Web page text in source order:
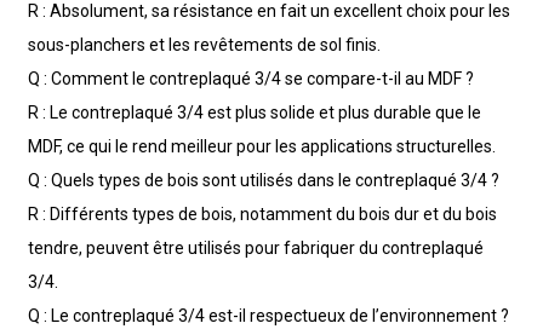
R : Absolument, sa résistance en fait un excellent choix pour les
sous-planchers et les revêtements de sol finis.
Q : Comment le contreplaqué 3/4 se compare-t-il au MDF ?
R : Le contreplaqué 3/4 est plus solide et plus durable que le
MDF, ce qui le rend meilleur pour les applications structurelles.
Q : Quels types de bois sont utilisés dans le contreplaqué 3/4 ?
R : Différents types de bois, notamment du bois dur et du bois
tendre, peuvent être utilisés pour fabriquer du contreplaqué
3/4.
Q : Le contreplaqué 3/4 est-il respectueux de l’environnement ?